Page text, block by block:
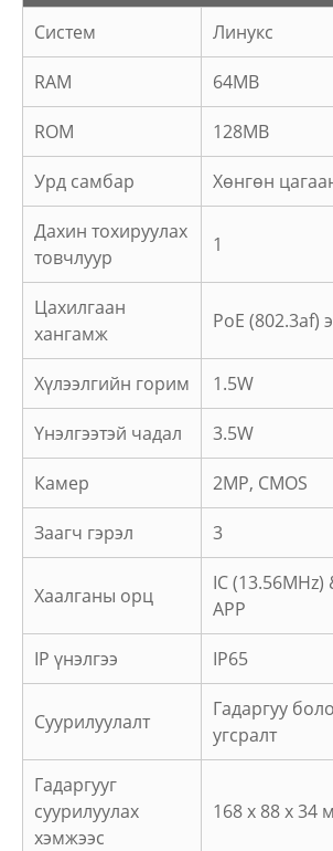
Систем Линукс
RAM 64MB
ROM 128MB
Урд самбар Хөнгөн
Дахин тохируулах
товчлуур
1
Цахилгаан
хангамж
PoE (802.3af)
Хүлээлгийн горим 1.5W
Үнэлгээтэй чадал 3.5W
Камер 2MP, CMOS
Заагч гэрэл 3
Хаалганы орц
IC (13.56MHz)
APP
IP үнэлгээ IP65
Суурилуулалт
Гадаргуу
угсралт
Гадаргууг
суурилуулах
хэмжээс
168 x 88 x 34